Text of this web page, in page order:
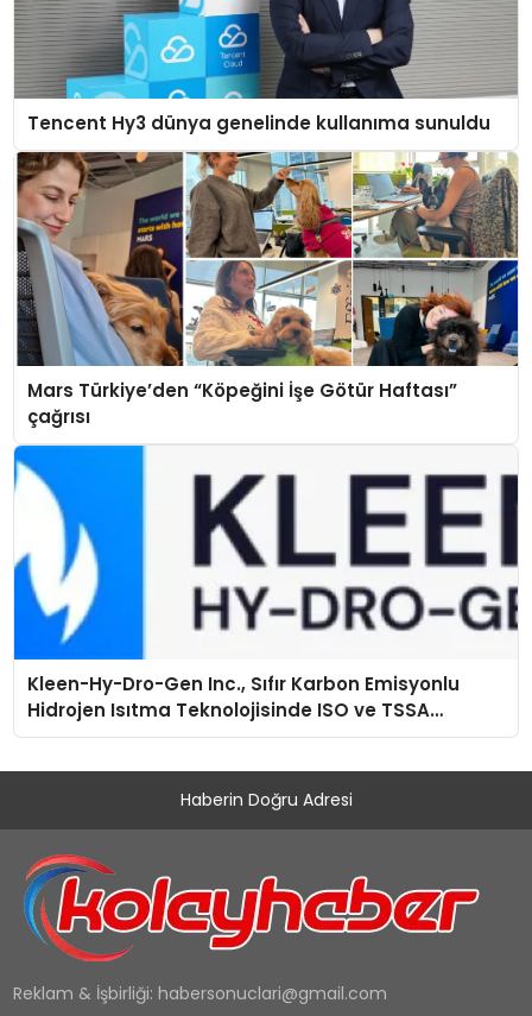
Tencent Hy3 dünya genelinde kullanıma sunuldu
Mars Türkiye’den “Köpeğini İşe Götür Haftası”
çağrısı
Kleen-Hy-Dro-Gen Inc., Sıfır Karbon Emisyonlu
Hidrojen Isıtma Teknolojisinde ISO ve TSSA
Düzenleyici Onaylarını Aldı
Haberin Doğru Adresi
Reklam & İşbirliği: habersonuclari@gmail.com